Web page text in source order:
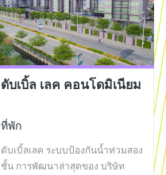
ขนส่งสาธารณะเพื่อเดินทางไปยัง
ใจกลางเมืองและสนามบินได้อย่าง
สะดวกสบาย ทั้งยังเชื่อมต่อกับ
รถไฟฟ้าสายสีชมพูที่กำลังขยายเส้น
ทางไปยังสถานีอิมแพ็คด้วย
นอกจากนี้โรงแรมยังมีลานจอดรถ
รองรับนักท่องเที่ยวจำนวนมากที่จะ
คาร์ท ห้างสรรพสินค้าและบีชคลับ
มารีน่าที่กำลังจะสร้างเสร็จใน
ดับเบิ้ล เลค คอนโดมิเนียม
ที่พัก
ดับเบิ้ลเลค ระบบป้องกันน้ำท่วมสอง
ชั้น การพัฒนาล่าสุดของ บริษัท